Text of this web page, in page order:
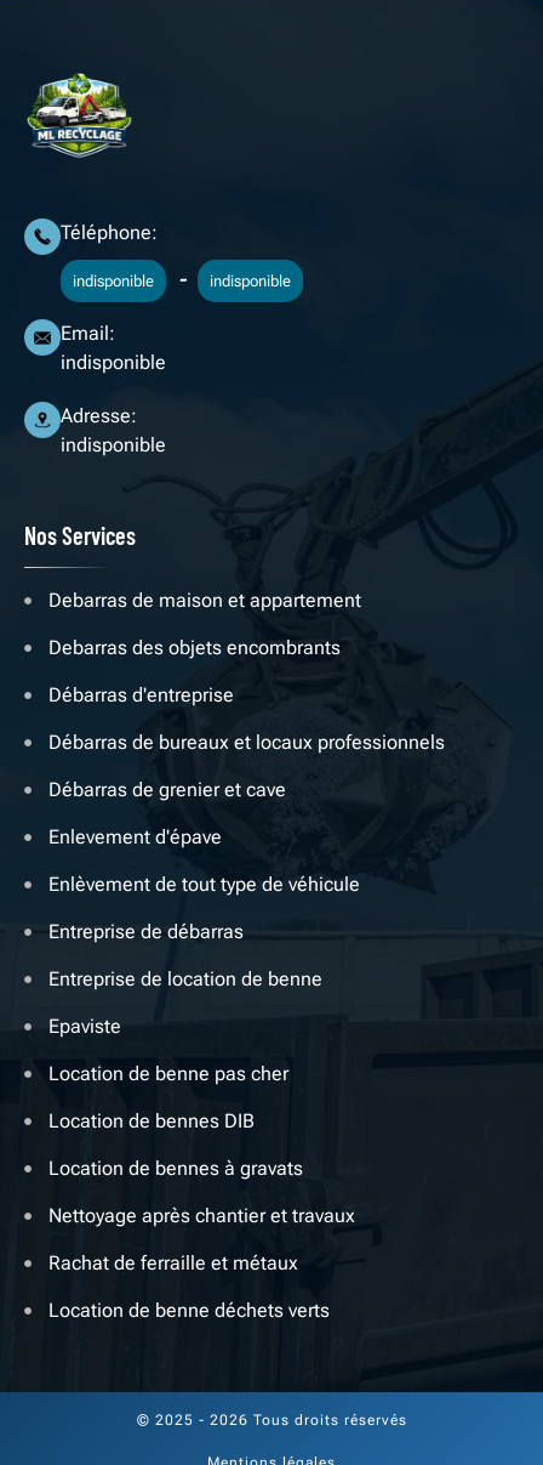
Téléphone:
indisponible - indisponible
Email:
indisponible
Adresse:
indisponible
Nos Services
Debarras de maison et appartement
Debarras des objets encombrants
Débarras d'entreprise
Débarras de bureaux et locaux professionnels
Débarras de grenier et cave
Enlevement d'épave
Enlèvement de tout type de véhicule
Entreprise de débarras
Entreprise de location de benne
Epaviste
Location de benne pas cher
Location de bennes DIB
Location de bennes à gravats
Nettoyage après chantier et travaux
Rachat de ferraille et métaux
Location de benne déchets verts
© 2025 - 2026 Tous droits réservés